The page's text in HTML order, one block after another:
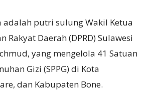
adalah putri sulung Wakil Ketua
Rakyat Daerah (DPRD) Sulawesi
yang mengelola 41 Satuan
Gizi (SPPG) di Kota
dan Kabupaten Bone.